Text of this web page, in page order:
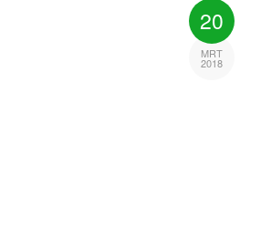
20
MRT
2018